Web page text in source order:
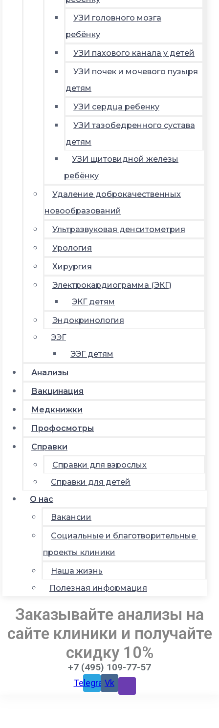
УЗИ головного мозга
ребёнку
УЗИ пахового канала у детей
УЗИ почек и мочевого пузыря
детям
УЗИ сердца ребенку
УЗИ тазобедренного сустава
детям
УЗИ щитовидной железы
ребёнку
Удаление доброкачественных
новообразований
Ультразвуковая денситометрия
Урология
Хирургия
Электрокардиограмма (ЭКГ)
ЭКГ детям
Эндокринология
ЭЭГ
ЭЭГ детям
Анализы
Вакцинация
Медкнижки
Профосмотры
Справки
Справки для взрослых
Справки для детей
О нас
Вакансии
Социальные и благотворительные
проекты клиники
Наша жизнь
Полезная информация
Заказывайте анализы на
сайте клиники и получайте
скидку 10%
+7 (495) 109-77-57
TelegramVk